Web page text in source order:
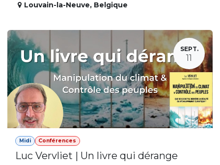
Louvain-la-Neuve, Belgique
SEPT.
11
Midi Conférences
Luc Vervliet | Un livre qui dérange